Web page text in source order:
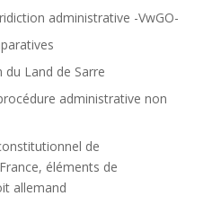
administrative -VwGO-
du Land de Sarre
administrative non
de
éléments de
allemand